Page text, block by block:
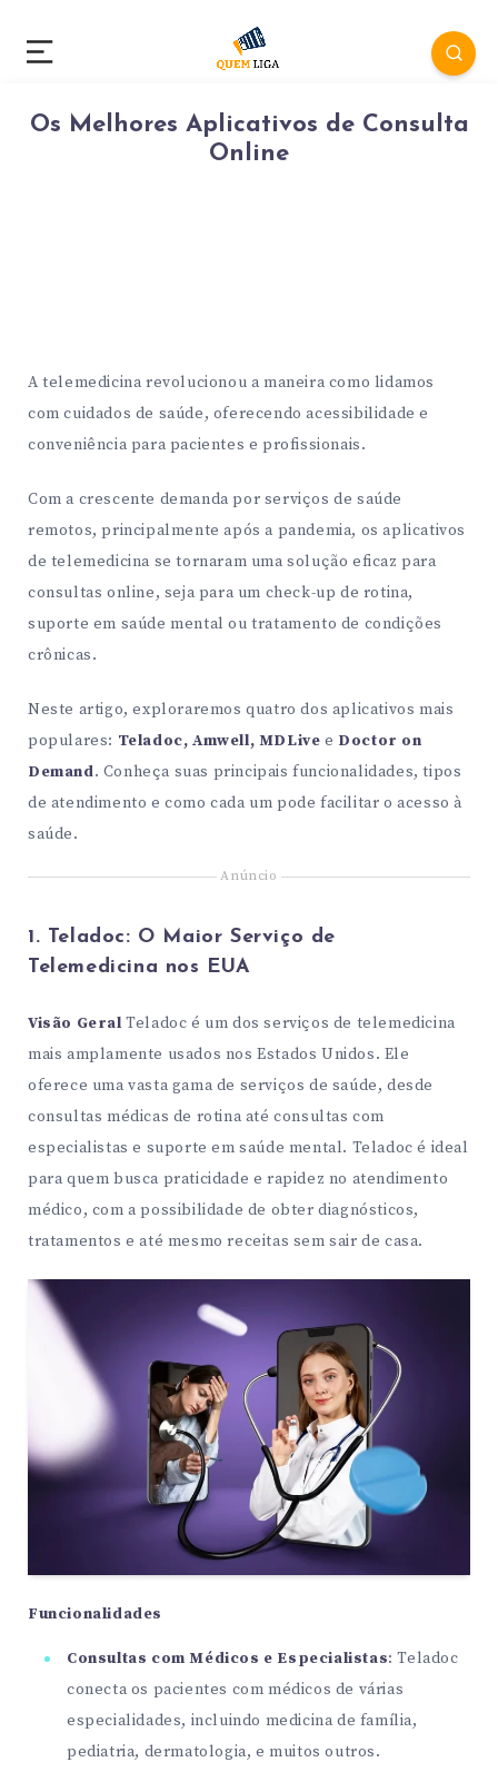
Os Melhores Aplicativos de Consulta
Online
A telemedicina revolucionou a maneira como lidamos
com cuidados de saúde, oferecendo acessibilidade e
conveniência para pacientes e profissionais.
Com a crescente demanda por serviços de saúde
remotos, principalmente após a pandemia, os aplicativos
de telemedicina se tornaram uma solução eficaz para
consultas online, seja para um check-up de rotina,
suporte em saúde mental ou tratamento de condições
crônicas.
Neste artigo, exploraremos quatro dos aplicativos mais
populares: Teladoc, Amwell, MDLive e Doctor on
Demand. Conheça suas principais funcionalidades, tipos
de atendimento e como cada um pode facilitar o acesso à
saúde.
Anúncio
1. Teladoc: O Maior Serviço de
Telemedicina nos EUA
Visão Geral Teladoc é um dos serviços de telemedicina
mais amplamente usados nos Estados Unidos. Ele
oferece uma vasta gama de serviços de saúde, desde
consultas médicas de rotina até consultas com
especialistas e suporte em saúde mental. Teladoc é ideal
para quem busca praticidade e rapidez no atendimento
médico, com a possibilidade de obter diagnósticos,
tratamentos e até mesmo receitas sem sair de casa.
Funcionalidades
Consultas com Médicos e Especialistas: Teladoc
conecta os pacientes com médicos de várias
especialidades, incluindo medicina de família,
pediatria, dermatologia, e muitos outros.